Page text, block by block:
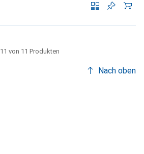
11 von 11 Produkten
Nach oben